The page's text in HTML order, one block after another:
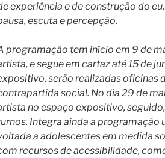
experiência e de construção do
escuta e percepção.
programação tem início em 9 de
e segue em cartaz até 15 de
serão realizadas oficinas
social. No dia 29 de
no espaço expositivo,
Integra ainda a programação
a adolescentes em medida
recursos de acessibilidade,